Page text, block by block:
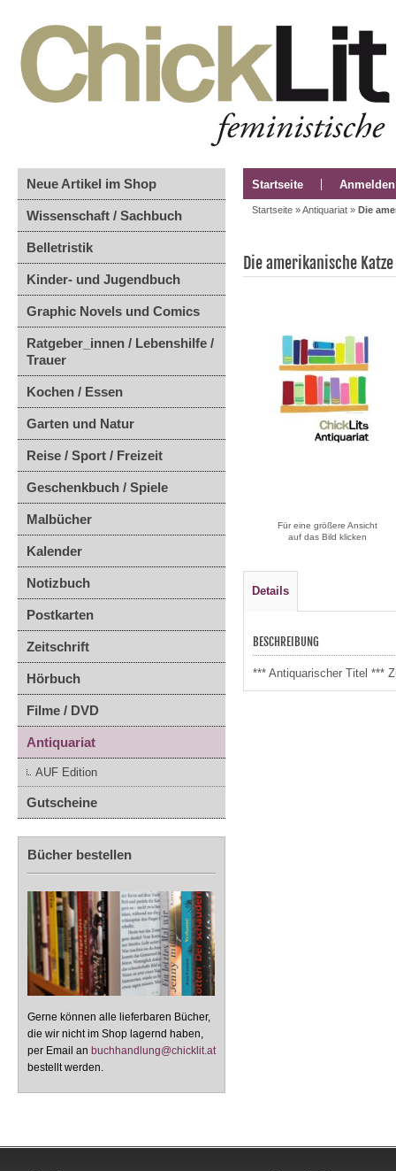
Neue Artikel im Shop
Wissenschaft / Sachbuch
Belletristik
Kinder- und Jugendbuch
Graphic Novels und Comics
Ratgeber_innen / Lebenshilfe /
Trauer
Kochen / Essen
Garten und Natur
Reise / Sport / Freizeit
Geschenkbuch / Spiele
Malbücher
Kalender
Notizbuch
Postkarten
Zeitschrift
Hörbuch
Filme / DVD
Antiquariat
AUF Edition
Gutscheine
Bücher bestellen
Gerne können alle lieferbaren Bücher,
die wir nicht im Shop lagernd haben,
per Email an buchhandlung@chicklit.at
bestellt werden.
Startseite Anmelden
Startseite »Antiquariat » Die
Die amerikanische Katze
Für eine größere Ansicht
auf das Bild klicken
Details
BESCHREIBUNG
*** Antiquarischer Titel ***